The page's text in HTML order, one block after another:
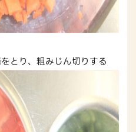
とり、粗みじん切りする